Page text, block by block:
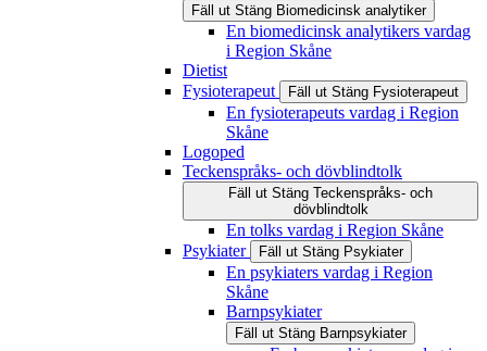
Fäll ut Stäng Biomedicinsk analytiker
En biomedicinsk analytikers vardag
i Region Skåne
Dietist
Fysioterapeut
Fäll ut Stäng Fysioterapeut
En fysioterapeuts vardag i Region
Skåne
Logoped
Teckenspråks- och dövblindtolk
Fäll ut Stäng Teckenspråks- och
dövblindtolk
En tolks vardag i Region Skåne
Psykiater
Fäll ut Stäng Psykiater
En psykiaters vardag i Region
Skåne
Barnpsykiater
Fäll ut Stäng Barnpsykiater